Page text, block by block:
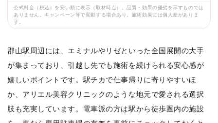
公式料金（税込）を安い順に表示（取材時点）。品質・効果の優劣を示すものでは
ありません。キャンペーン等で変動する場合あり。施術効果には個人差がありま
す。
郡山駅周辺には、エミナルやリゼといった全国展開の大手
が集まっており、引越し先でも施術を続けられる安心感が
嬉しいポイントです。駅チカで仕事帰りに寄りやすいほ
か、アリエル美容クリニックのような地元で愛される選択
肢も充実しています。電車派の方は駅から徒歩圏内の施設